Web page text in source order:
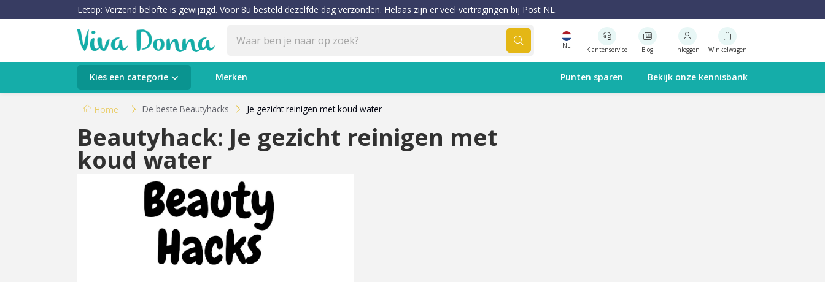
Letop: Verzend belofte is gewijzigd. Voor 8u besteld dezelfde dag verzonden. Helaas zijn er veel vertragingen bij Post NL.
NL Klantenservice Blog Inloggen Winkelwagen
Kies een categorie Merken Punten sparen Bekijk onze kennisbank
Categorieën
Verzorging
Make-up
Huidtypes & Huidcondities
Baby & Kids
Voeding & Gezondheid
Home De beste Beautyhacks Je gezicht reinigen met koud water
Beautyhack: Je gezicht reinigen met
koud water